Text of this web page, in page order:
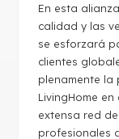
En esta
calidad y las
se esforzará
clientes
plenamente la
LivingHome
extensa red
profesionales